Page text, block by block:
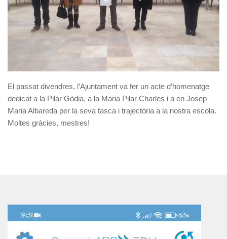
El passat divendres, l’Ajuntament va fer un acte d’homenatge
dedicat a la Pilar Gòdia, a la Maria Pilar Charles i a en Josep
Maria Albareda per la seva tasca i trajectòria a la nostra escola.
Moltes gràcies, mestres!
de
vídeo